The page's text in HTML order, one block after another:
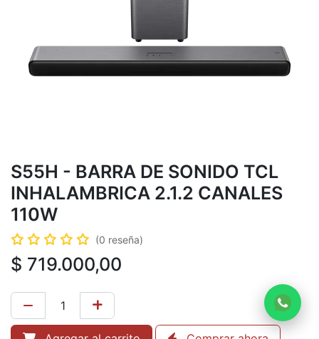
S55H - BARRA DE SONIDO TCL
INHALAMBRICA 2.1.2 CANALES
110W
(0 reseña)
$ 719.000,00